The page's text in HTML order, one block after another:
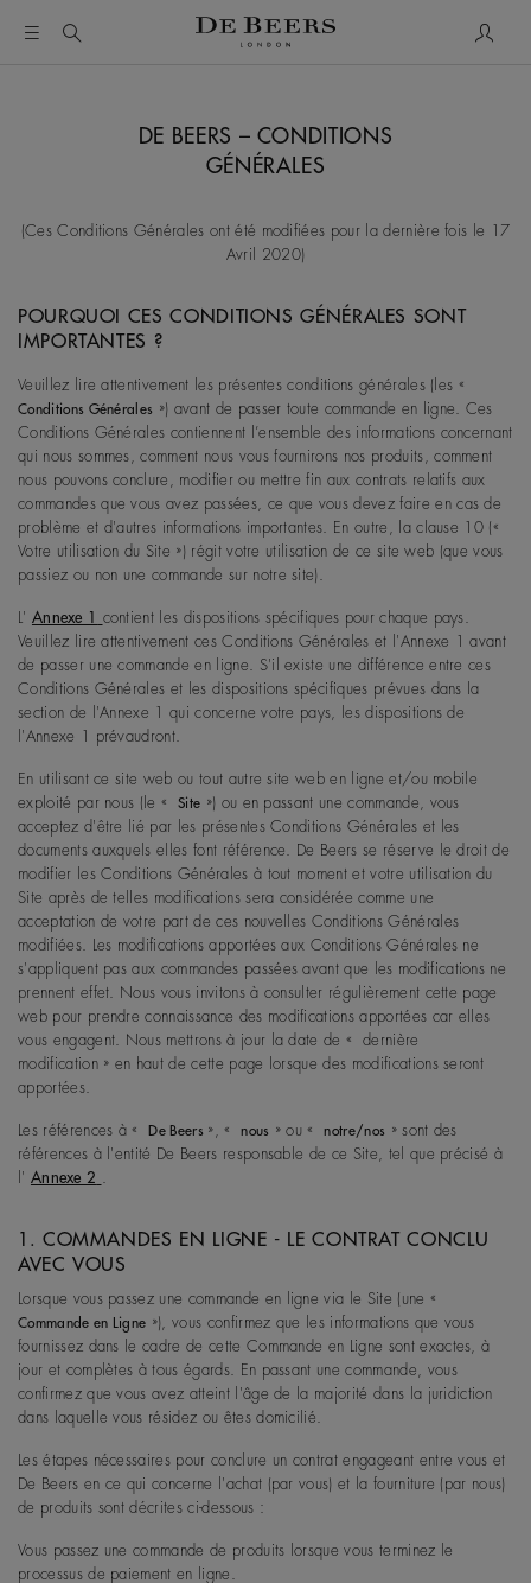
DE BEERS – CONDITIONS
GÉNÉRALES
(Ces Conditions Générales ont été modifiées pour la dernière fois le 17
Avril 2020)
POURQUOI CES CONDITIONS GÉNÉRALES SONT
IMPORTANTES ?
Veuillez lire attentivement les présentes conditions générales (les «
Conditions Générales ») avant de passer toute commande en ligne. Ces
Conditions Générales contiennent l’ensemble des informations concernant
qui nous sommes, comment nous vous fournirons nos produits, comment
nous pouvons conclure, modifier ou mettre fin aux contrats relatifs aux
commandes que vous avez passées, ce que vous devez faire en cas de
problème et d'autres informations importantes. En outre, la clause 10 («
Votre utilisation du Site ») régit votre utilisation de ce site web (que vous
passiez ou non une commande sur notre site).
L' Annexe 1
contient les dispositions spécifiques pour chaque pays.
Veuillez lire attentivement ces Conditions Générales et l'Annexe 1 avant
de passer une commande en ligne. S'il existe une différence entre ces
Conditions Générales et les dispositions spécifiques prévues dans la
section de l'Annexe 1 qui concerne votre pays, les dispositions de
l'Annexe 1 prévaudront.
En utilisant ce site web ou tout autre site web en ligne et/ou mobile
exploité par nous (le «Site ») ou en passant une commande, vous
acceptez d'être lié par les présentes Conditions Générales et les
documents auxquels elles font référence. De Beers se réserve le droit de
modifier les Conditions Générales à tout moment et votre utilisation du
Site après de telles modifications sera considérée comme une
acceptation de votre part de ces nouvelles Conditions Générales
modifiées. Les modifications apportées aux Conditions Générales ne
s'appliquent pas aux commandes passées avant que les modifications ne
prennent effet. Nous vous invitons à consulter régulièrement cette page
web pour prendre connaissance des modifications apportées car elles
vous engagent. Nous mettrons à jour la date de «dernière
modification» en haut de cette page lorsque des modifications seront
apportées.
Les références à «De Beers », «nous » ou «notre/nos » sont des
références à l'entité De Beers responsable de ce Site, tel que précisé à
l' Annexe 2
1. COMMANDES EN LIGNE - LE CONTRAT CONCLU
AVEC VOUS
Lorsque vous passez une commande en ligne via le Site (une «
Commande en Ligne »), vous confirmez que les informations que vous
fournissez dans le cadre de cette Commande en Ligne sont exactes, à
jour et complètes à tous égards. En passant une commande, vous
confirmez que vous avez atteint l'âge de la majorité dans la juridiction
dans laquelle vous résidez ou êtes domicilié.
Les étapes nécessaires pour conclure un contrat engageant entre vous et
De Beers en ce qui concerne l'achat (par vous) et la fourniture (par nous)
de produits sont décrites ci-dessous :
Vous passez une commande de produits lorsque vous terminez le
processus de paiement en ligne.